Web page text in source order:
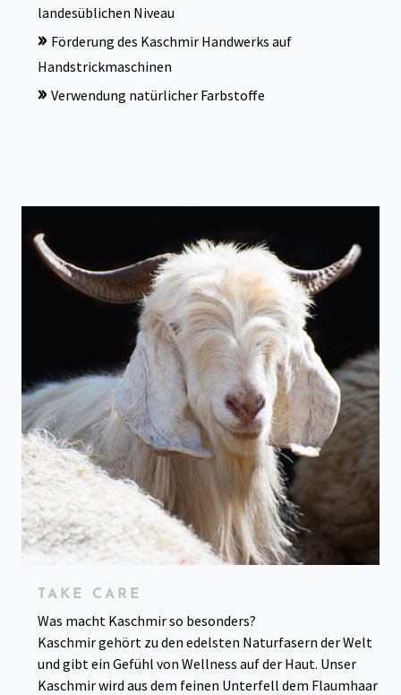
landesüblichen Niveau
» Förderung des Kaschmir Handwerks auf
Handstrickmaschinen
» Verwendung natürlicher Farbstoffe
TAKE CARE
Was macht Kaschmir so besonders?
Kaschmir gehört zu den edelsten Naturfasern der Welt
und gibt ein Gefühl von Wellness auf der Haut. Unser
Kaschmir wird aus dem feinen Unterfell dem Flaumhaar